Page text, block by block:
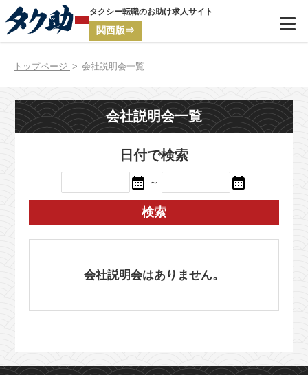
タクシー転職のお助け求人サイト
関西版⇒
トップページ 会社説明会一覧
会社説明会一覧
日付で検索
～
会社説明会はありません。